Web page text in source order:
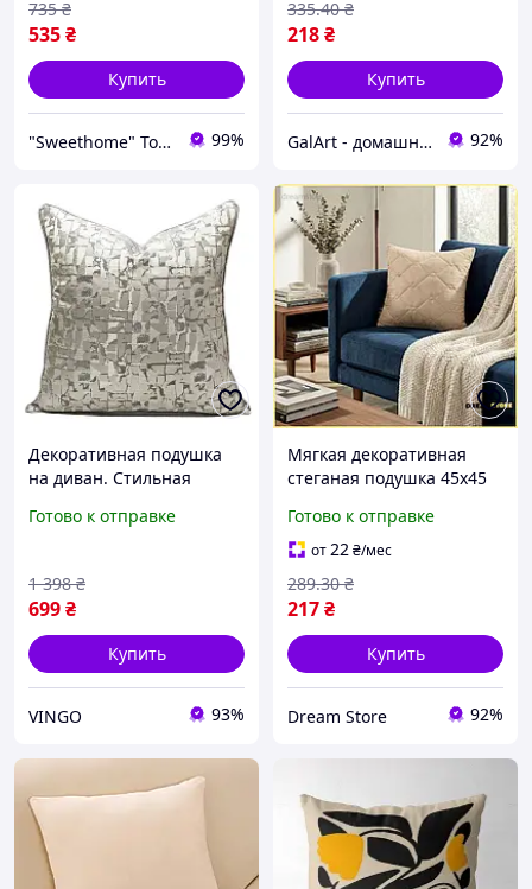
535₴
735 ₴
Купить
"Sweethome" Товари для дому 99%
218₴
335.40 ₴
Купить
GalArt - домашний уют 92%
Декоративная подушка
на диван. Стильная
Современная
45*45, стиль 7
Готово к отправке
699₴
1 398 ₴
Купить
VINGO 93%
Мягкая декоративная
стеганая подушка 45х45
гостиной или детской
комнаты стор1
Готово к отправке
от22₴/мес
217₴
289.30 ₴
Купить
Dream Store 92%